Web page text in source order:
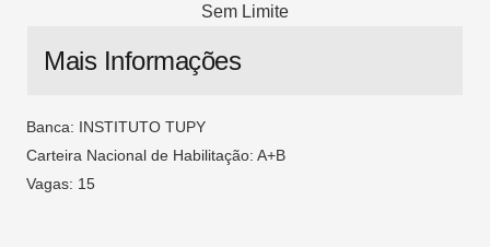
Sem Limite
Mais Informações
Banca: INSTITUTO TUPY
Carteira Nacional de Habilitação: A+B
Vagas: 15